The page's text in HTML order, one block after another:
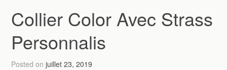
Collier Color Avec Strass
Personnalis
Posted onjuillet 23, 2019